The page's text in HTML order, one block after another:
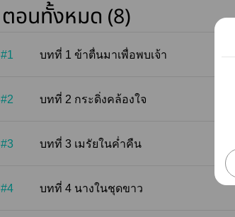
ตอนทั้งหมด (8)
#1 บทที่ 1 ข้าตื่นมาเพื่อพบเจ้า
#2 บทที่ 2 กระดิ่งคล้องใจ
#3 บทที่ 3 เมรัยในค่ำคืน
#4 บทที่ 4 นางในชุดขาว